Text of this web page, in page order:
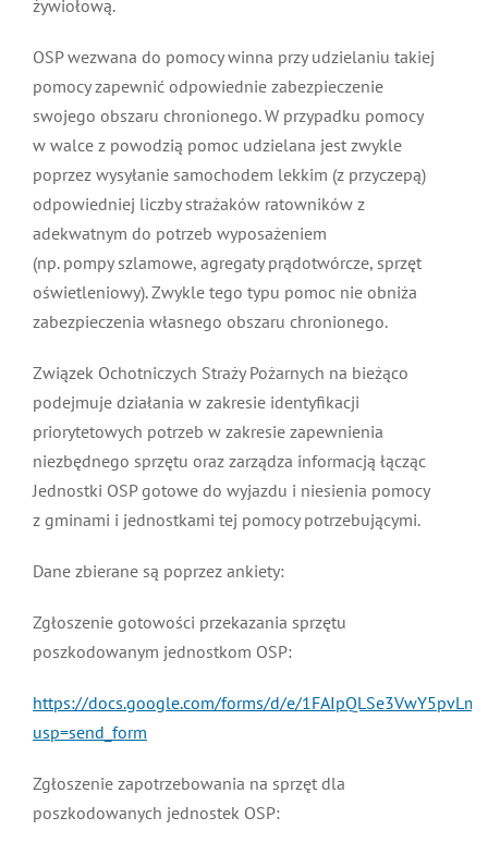
żywiołową.
OSP wezwana do pomocy winna przy udzielaniu takiej
pomocy zapewnić odpowiednie zabezpieczenie
swojego obszaru chronionego. W przypadku pomocy
w walce z powodzią pomoc udzielana jest zwykle
poprzez wysyłanie samochodem lekkim (z przyczepą)
odpowiedniej liczby strażaków ratowników z
adekwatnym do potrzeb wyposażeniem
(np. pompy szlamowe, agregaty prądotwórcze, sprzęt
oświetleniowy). Zwykle tego typu pomoc nie obniża
zabezpieczenia własnego obszaru chronionego.
Związek Ochotniczych Straży Pożarnych na bieżąco
podejmuje działania w zakresie identyfikacji
priorytetowych potrzeb w zakresie zapewnienia
niezbędnego sprzętu oraz zarządza informacją łącząc
Jednostki OSP gotowe do wyjazdu i niesienia pomocy
z gminami i jednostkami tej pomocy potrzebującymi.
Dane zbierane są poprzez ankiety:
Zgłoszenie gotowości przekazania sprzętu
poszkodowanym jednostkom OSP:
https://docs.google.com/forms/d/e/
usp=send_form
Zgłoszenie zapotrzebowania na sprzęt dla
poszkodowanych jednostek OSP: